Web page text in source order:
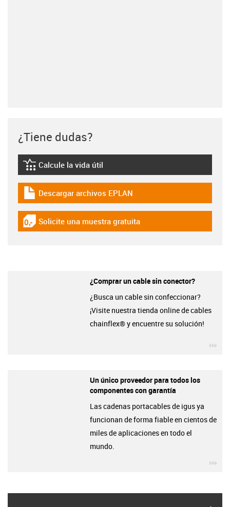
¿Tiene dudas?
igus-icon-lebensdauerrechner
Calcule la vida útil
igus-icon-download-plan
Descargar archivos EPLAN
igus-icon-gratismuster
Solicite una muestra gratuita
¿Comprar un cable sin conector?
¿Busca un cable sin confeccionar?
¡Visite nuestra tienda online de cables
chainflex® y encuentre su solución!
Un único proveedor para todos los
componentes con garantía
Las cadenas portacables de igus ya
funcionan de forma fiable en cientos de
miles de aplicaciones en todo el
mundo.